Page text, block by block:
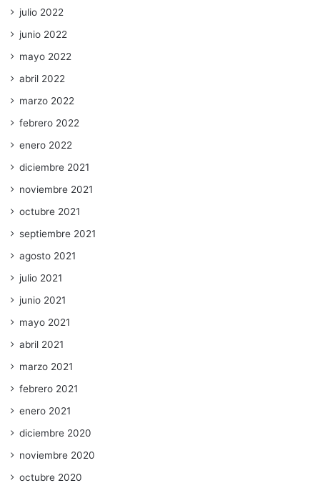
julio 2022
junio 2022
mayo 2022
abril 2022
marzo 2022
febrero 2022
enero 2022
diciembre 2021
noviembre 2021
octubre 2021
septiembre 2021
agosto 2021
julio 2021
junio 2021
mayo 2021
abril 2021
marzo 2021
febrero 2021
enero 2021
diciembre 2020
noviembre 2020
octubre 2020